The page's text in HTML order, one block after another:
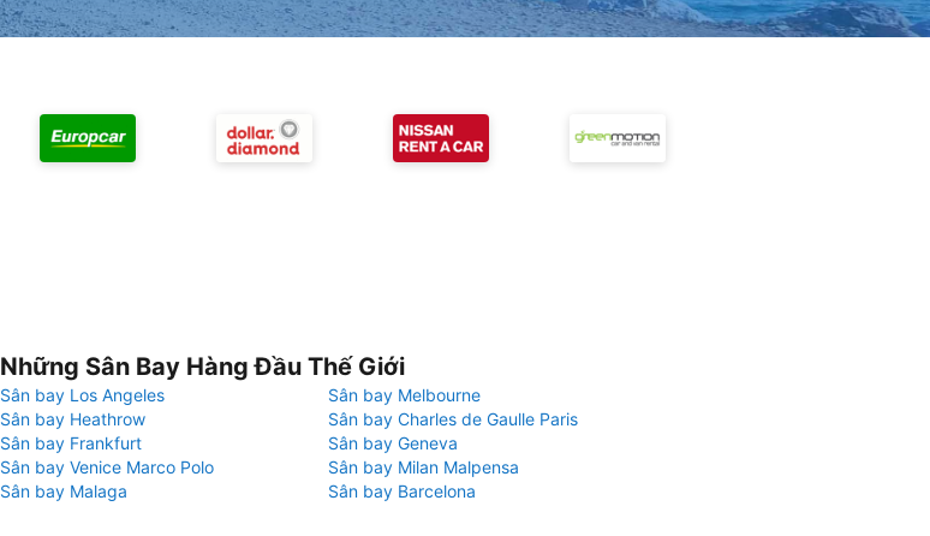
Những Sân Bay Hàng Đầu Thế Giới
Sân bay Los Angeles
Sân bay Melbourne
Sân bay Heathrow
Sân bay Charles de Gaulle Paris
Sân bay Frankfurt
Sân bay Geneva
Sân bay Venice Marco Polo
Sân bay Milan Malpensa
Sân bay Malaga
Sân bay Barcelona